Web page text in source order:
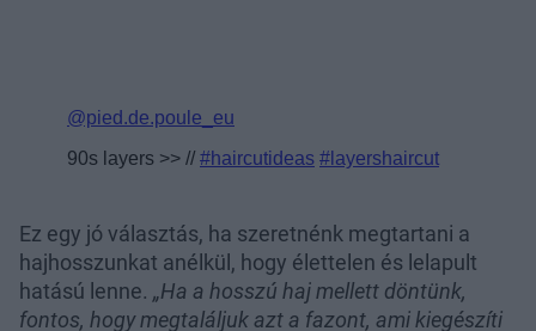
Ez egy jó választás, ha szeretnénk megtartani a
hajhosszunkat anélkül, hogy élettelen és lelapult
hatású lenne. „Ha a hosszú haj mellett döntünk,
fontos, hogy megtaláljuk azt a fazont, ami kiegészíti